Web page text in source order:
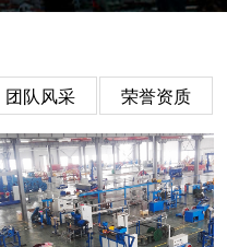
团队风采 荣誉资质